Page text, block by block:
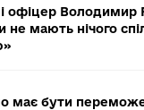
офіцер Володимир
не мають нічого
має бути